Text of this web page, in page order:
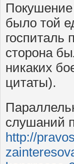
было той
госпиталь
сторона
никаких
цитаты).
слушаний
http://